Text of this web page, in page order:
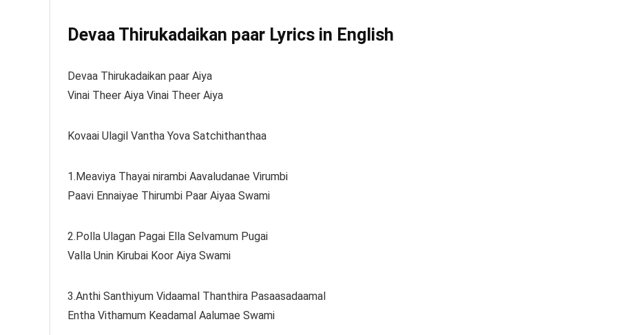
Devaa Thirukadaikan paar Lyrics in English
Devaa Thirukadaikan paar Aiya
Vinai Theer Aiya Vinai Theer Aiya
Kovaai Ulagil Vantha Yova Satchithanthaa
1.Meaviya Thayai nirambi Aavaludanae Virumbi
Paavi Ennaiyae Thirumbi Paar Aiyaa Swami
2.Polla Ulagan Pagai Ella Selvamum Pugai
Valla Unin Kirubai Koor Aiya Swami
3.Anthi Santhiyum Vidaamal Thanthira Pasaasadaamal
Entha Vithamum Keadamal Aalumae Swami